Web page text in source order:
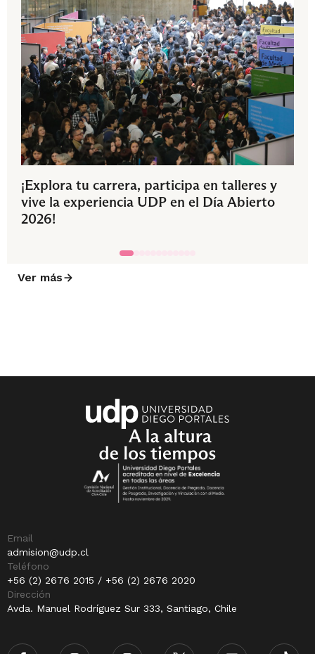
¡Explora tu carrera, participa en talleres y
vive la experiencia UDP en el Día Abierto
2026!
Ver más
Email
admision@udp.cl
Teléfono
+56 (2) 2676 2015 / +56 (2) 2676 2020
Dirección
Avda. Manuel Rodríguez Sur 333, Santiago, Chile